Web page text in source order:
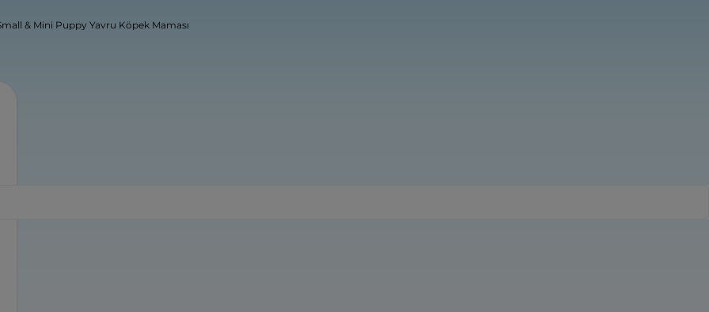
& Mini Puppy Yavru Köpek Maması